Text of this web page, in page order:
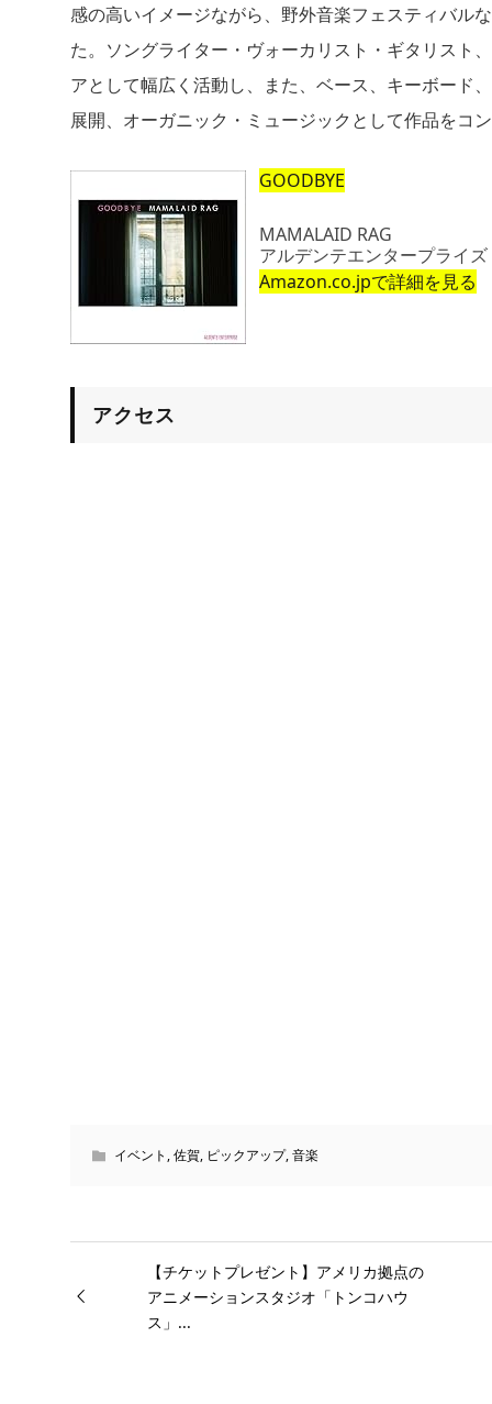
感の高いイメージながら、野外音楽フェスティバル
た。ソングライター・ヴォーカリスト・ギタリスト
アとして幅広く活動し、また、ベース、キーボード
展開、オーガニック・ミュージックとして作品をコ
GOODBYE
MAMALAID RAG
アルデンテエンタープライ
Amazon.co.jpで詳細を見る
アクセス
イベント ,佐賀, ピックアップ,音楽
【チケットプレゼント】アメリカ拠点の
アニメーションスタジオ「トンコハウ
ス」...